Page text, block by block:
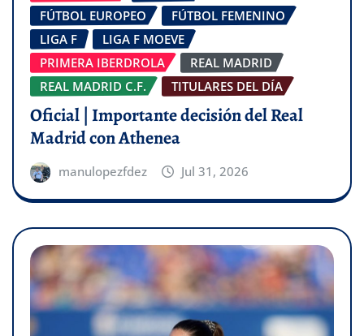
FÚTBOL EUROPEO
FÚTBOL FEMENINO
LIGA F
LIGA F MOEVE
PRIMERA IBERDROLA
REAL MADRID
REAL MADRID C.F.
TITULARES DEL DÍA
Oficial | Importante decisión del Real
Madrid con Athenea
manulopezfdez Jul 31, 2026